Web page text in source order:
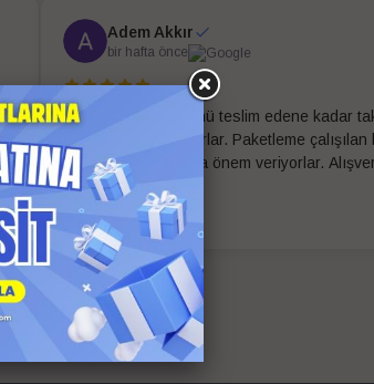
Adem Akkır
bir hafta önce
Sipariş sonrası ürünü teslim edene kadar
bilgilendirme yapıyorlar. Paketleme çalışılan
firması gibi detaylara önem veriyorlar.
çok memnun kaldık.
Daha fazla oku